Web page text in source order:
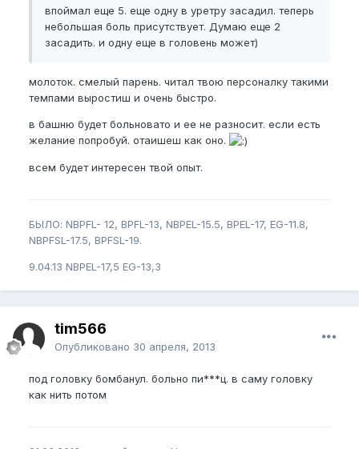
впоймал еще 5. еще одну в уретру засадил. теперь
небольшая боль присутствует. Думаю еще 2
засадить. и одну еще в головень может)
молоток. смелый парень. читал твою персоналку такими
темпами выростиш и очень быстро.
в башню будет больновато и ее не разносит. если есть
желание попробуй. отаишеш как оно.
всем будет интересен твой опыт.
БЫЛО: NBPFL- 12, BPFL-13, NBPEL-15.5, BPEL-17, EG-11.8,
NBPFSL-17.5, BPFSL-19.
9.04.13 NBPEL-17,5 EG-13,3
tim566
Опубликовано 30 апреля, 2013
под головку бомбанул. больно пи***ц. в саму головку
как нить потом